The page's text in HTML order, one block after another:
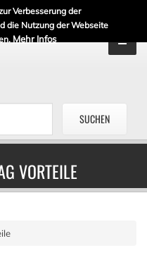
Verbesserung der
die Nutzung der Webseite
Mehr Infos
VORTEILE